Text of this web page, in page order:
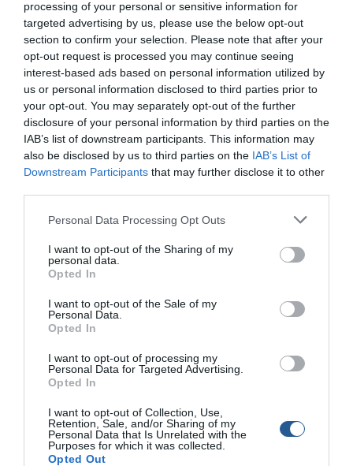
processing of your personal or sensitive information for
targeted advertising by us, please use the below opt-out
section to confirm your selection. Please note that after your
opt-out request is processed you may continue seeing
interest-based ads based on personal information utilized by
us or personal information disclosed to third parties prior to
your opt-out. You may separately opt-out of the further
disclosure of your personal information by third parties on the
IAB’s list of downstream participants. This information may
also be disclosed by us to third parties on the IAB’s List of
Downstream Participants that may further disclose it to other
Personal Data Processing Opt Outs
I want to opt-out of the Sharing of my
personal data.
Opted In
I want to opt-out of the Sale of my
Personal Data.
Opted In
I want to opt-out of processing my
Personal Data for Targeted Advertising.
Opted In
I want to opt-out of Collection, Use,
Retention, Sale, and/or Sharing of my
Personal Data that Is Unrelated with the
Purposes for which it was collected.
Opted Out
τον άγνωστο κόσμο της θάλασσας. Η σχολή Hellas Freedivers
του Κώστα Μαδούρου διαθέτει στην φετινή εορταστική
περίοδο gift […]
Μαθήματα Ελεύθερης Κατάδυσης από την
Hellas Freedivers – Πρόγραμμα Νοεμβρίου
ελεύθερης κατάδυσης 1ου και 2ου επιπέδου στην Αθήνα για
το μήνα Νοέμβριο, σύμφωνα με τα υψηλά πρότυπα που ορίζει
τις επιδόσεις σας εγγυημένα και με ασφάλεια μαζί μας.
ΔΙΑΡΚΕΙΑ ΜΑΘΗΜΑΤΩΝ: AIDA 1* : 20 – 26 Νοεμβρίου AIDA
2** : 27 Νοεμβρίου – 9 Δεκεμβρίου – Θεωρητικά και […]